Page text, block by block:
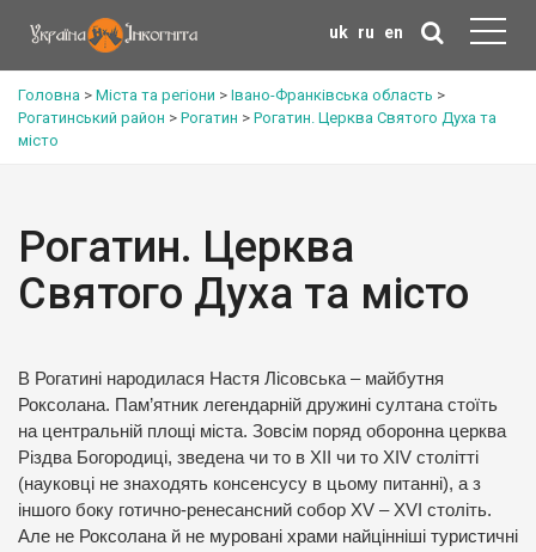
uk ru en
Головна > Міста та регіони > Івано-Франківська область >
Рогатинський район > Рогатин > Рогатин. Церква Святого Духа та
місто
Рогатин. Церква
Святого Духа та місто
В Рогатині народилася Настя Лісовська – майбутня
Роксолана. Пам’ятник легендарній дружині султана стоїть
на центральній площі міста. Зовсім поряд оборонна церква
Різдва Богородиці, зведена чи то в ХІІ чи то XIV столітті
(науковці не знаходять консенсусу в цьому питанні), а з
іншого боку готично-ренесансний собор XV – XVІ століть.
Але не Роксолана й не муровані храми найцінніші туристичні